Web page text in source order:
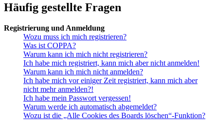
Häufig gestellte Fragen
Registrierung und Anmeldung
Wozu muss ich mich registrieren?
Was ist COPPA?
Warum kann ich mich nicht registrieren?
Ich habe mich registriert, kann mich aber nicht anmelden!
Warum kann ich mich nicht anmelden?
Ich habe mich vor einiger Zeit registriert, kann mich aber
nicht mehr anmelden?!
Ich habe mein Passwort vergessen!
Warum werde ich automatisch abgemeldet?
Wozu ist die „Alle Cookies des Boards löschen“-Funktion?